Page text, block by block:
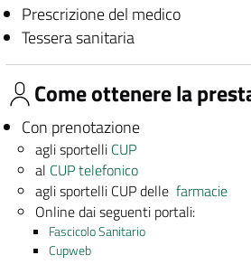
Prescrizione del medico
Tessera sanitaria
Come ottenere la
Con prenotazione
agli sportelli CUP
al CUP telefonico
agli sportelli CUP dellefarmacie
Online dai seguenti portali:
Fascicolo Sanitario
Cupweb